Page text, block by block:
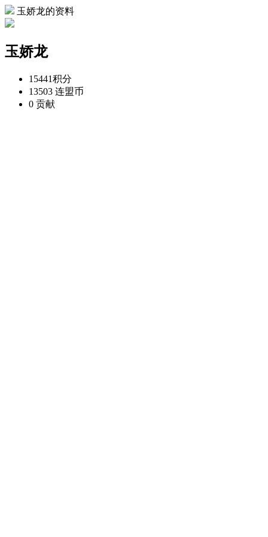
玉娇龙的资料
玉娇龙
15441积分
13503 连盟币
0 贡献